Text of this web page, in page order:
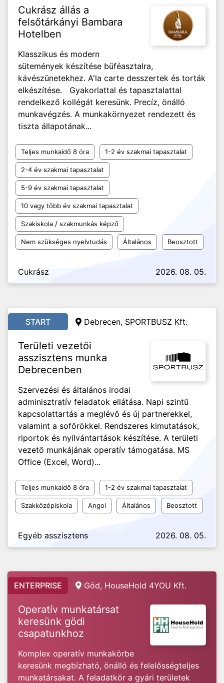
Cukrász állás a
felsőtárkányi Bambara
Hotelben
Klasszikus és modern
sütemények készítése büféasztalra,
kávészünetekhez. A'la carte desszertek és torták
elkészítése. Gyakorlattal és tapasztalattal
rendelkező kollégát keresünk. Precíz, önálló
munkavégzés. A munkakörnyezet rendezett és
tiszta állapotának...
Teljes munkaidő 8 óra 1-2 év szakmai tapasztalat
2-4 év szakmai tapasztalat
5-9 év szakmai tapasztalat
10 vagy több év szakmai tapasztalat
Szakiskola / szakmunkás képző
Nem szükséges nyelvtudás Általános Beosztott
Cukrász 2026. 08. 05.
START Debrecen, SPORTBUSZ Kft.
Területi vezetői
asszisztens munka
Debrecenben
Szervezési és általános irodai
adminisztratív feladatok ellátása. Napi szintű
kapcsolattartás a meglévő és új partnerekkel,
valamint a sofőrökkel. Rendszeres kimutatások,
riportok és nyilvántartások készítése. A területi
vezető munkájának operatív támogatása. MS
Office (Excel, Word)...
Teljes munkaidő 8 óra 1-2 év szakmai tapasztalat
Szakközépiskola Angol Általános Beosztott
Egyéb asszisztens 2026. 08. 05.
ENTERPRISE Göd, HouseHold 4YOU Kft.
Operatív munkatársat
keresünk gödi
csapatunkhoz
Komplex operatív munkakörbe
keresünk megbízható, önálló és felelősségteljes
munkatársakat. A feladatkör a gyári területek